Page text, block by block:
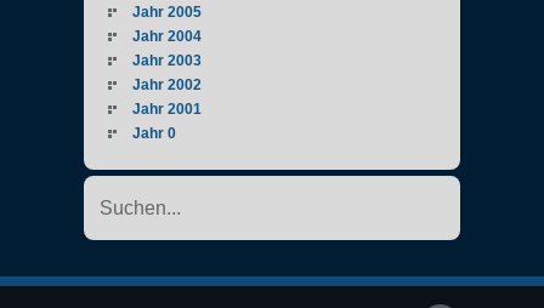
Jahr 2005
Jahr 2004
Jahr 2003
Jahr 2002
Jahr 2001
Jahr 0